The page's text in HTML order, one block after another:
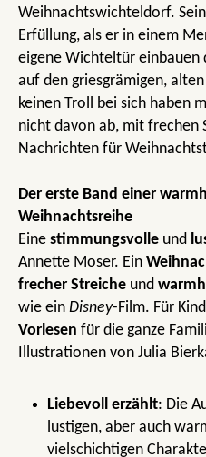
Weihnachtswichteldorf.
Erfüllung, als er in einem
eigene Wichteltür
auf den griesgrämigen,
keinen Troll bei sich haben
nicht davon ab, mit frechen
Nachrichten für
Der erste Band einer
Weihnachtsreihe
Eine stimmungsvolle und
Annette Moser. Ein
frecher Streiche und
wie ein Disney-Film. Für
Vorlesen für die ganze
Illustrationen von Julia
Liebevoll erzählt: Die
lustigen, aber auch
vielschichtigen